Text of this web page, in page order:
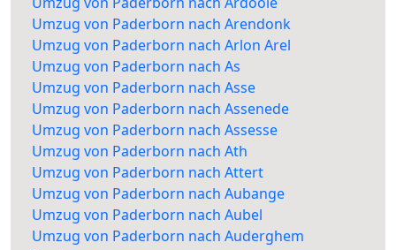
Umzug von Paderborn nach Arendonk
Umzug von Paderborn nach Arlon Arel
Umzug von Paderborn nach As
Umzug von Paderborn nach Asse
Umzug von Paderborn nach Assenede
Umzug von Paderborn nach Assesse
Umzug von Paderborn nach Ath
Umzug von Paderborn nach Attert
Umzug von Paderborn nach Aubange
Umzug von Paderborn nach Aubel
Umzug von Paderborn nach Auderghem